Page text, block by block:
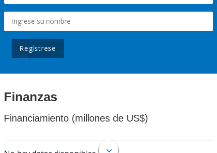
Regístrese
Finanzas
Financiamiento (millones de US$)